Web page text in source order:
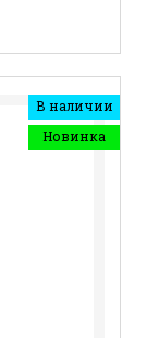
В наличии
Новинка